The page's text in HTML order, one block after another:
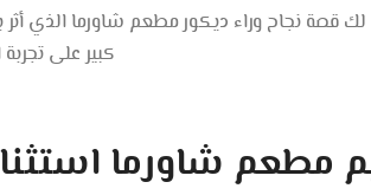
قصة نجاح وراء ديكور مطعم شاورما الذي
كبير على تجربة
مطعم شاورما